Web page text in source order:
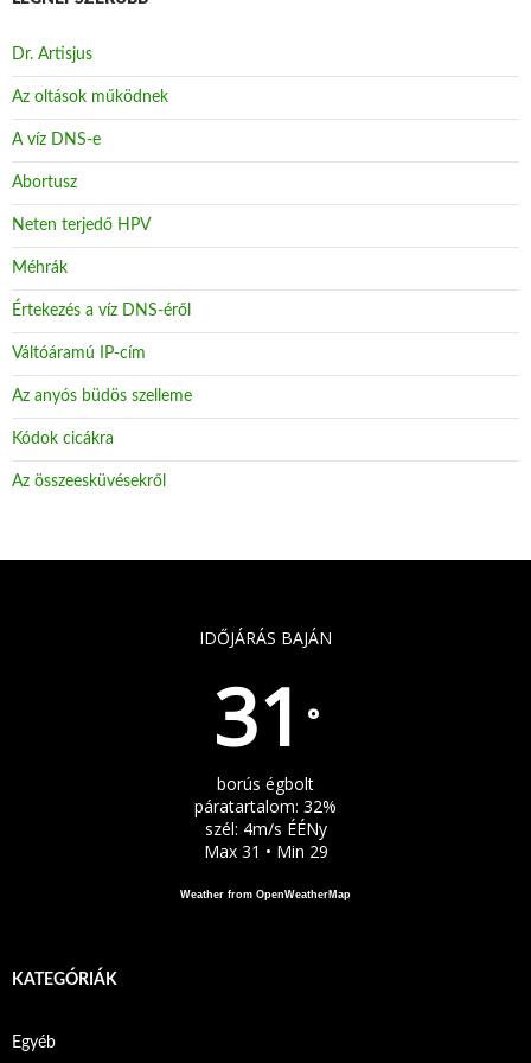
Dr. Artisjus
Az oltások működnek
A víz DNS-e
Abortusz
Neten terjedő HPV
Méhrák
Értekezés a víz DNS-éről
Váltóáramú IP-cím
Az anyós büdös szelleme
Kódok cicákra
Az összeesküvésekről
IDŐJÁRÁS BAJÁN
31 °
borús égbolt
páratartalom: 32%
szél: 4m/s ÉÉNy
Max 31 • Min 29
Weather from OpenWeatherMap
KATEGÓRIÁK
Egyéb